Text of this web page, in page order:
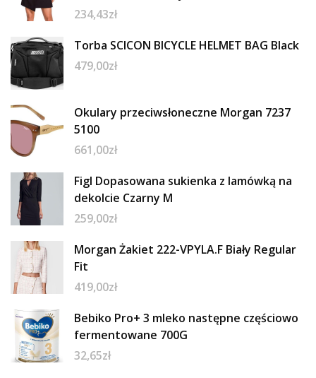
234,43zł
Torba SCICON BICYCLE HELMET BAG Black
479,00zł
Okulary przeciwsłoneczne Morgan 7237
5100
661,00zł
Figl Dopasowana sukienka z lamówką na
dekolcie Czarny M
259,00zł
Morgan Żakiet 222-VPYLA.F Biały Regular
Fit
419,00zł
Bebiko Pro+ 3 mleko następne częściowo
fermentowane 700G
32,65zł